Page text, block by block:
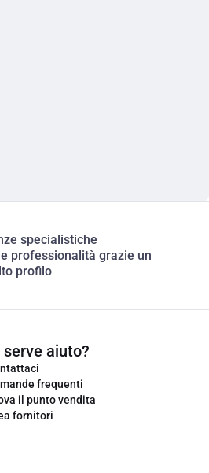
specialistiche
professionalità grazie un
profilo
serve aiuto?
frequenti
il punto vendita
fornitori